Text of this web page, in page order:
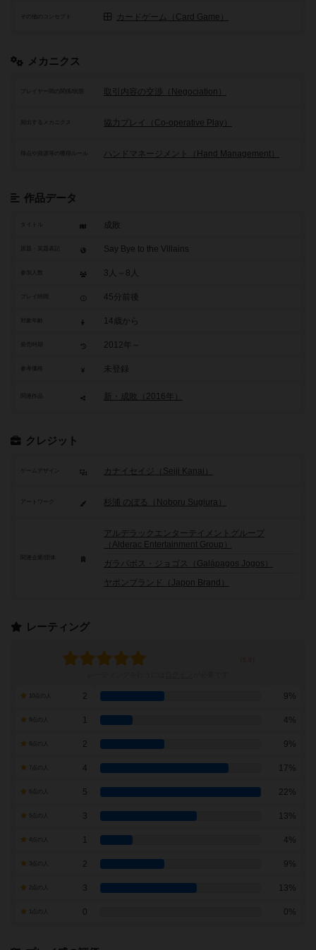
その他のコンセプト カードゲーム（Card Game）
メカニクス
プレイヤー間の関係/状態 取引内容の交渉（Negociation）
頻出するメカニクス 協力プレイ（Co-operative Play）
ハンドマネージメント（Hand Management）
作品データ
タイトル 成敗
Say Bye to the Villains
参加人数 3人～8人
45分前後
14歳から
2012年～
参考価格 未登録
関連作品 新・成敗（2016年）
クレジット
ゲームデザイン カナイセイジ（Seiji Kanai）
アートワーク 杉浦 のぼる（Noboru Sugiura）
アルデラックエンターテイメントグループ
（Alderac Entertainment Group）
ガラパボス・ジョゴス（Galápagos Jogos）
ヤポンブランド（Japon Brand）
レーティング
2 9%
1 4%
2 9%
7点の人 4 17%
5 22%
3 13%
1 4%
2 9%
3 13%
0 0%